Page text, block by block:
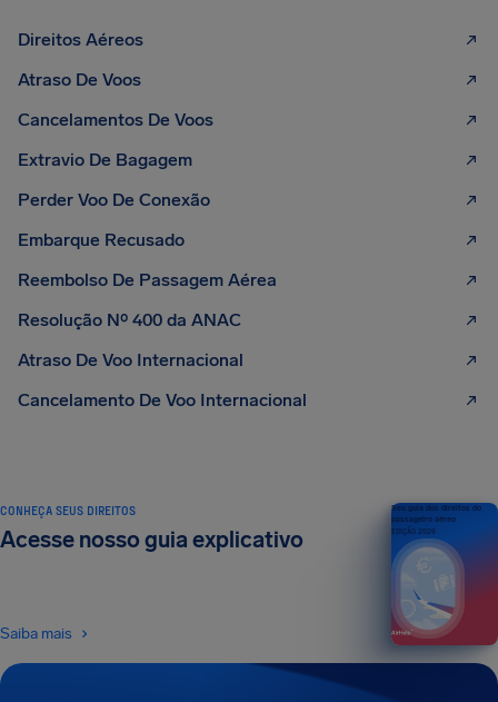
Direitos Aéreos
Atraso De Voos
Cancelamentos De Voos
Extravio De Bagagem
Perder Voo De Conexão
Embarque Recusado
Reembolso De Passagem Aérea
Resolução Nº 400 da ANAC
Atraso De Voo Internacional
Cancelamento De Voo Internacional
CONHEÇA SEUS DIREITOS
Acesse nosso guia explicativo
Saiba mais
Seu guia dos direitos do
passageiro aéreo
EDIÇÃO 2026